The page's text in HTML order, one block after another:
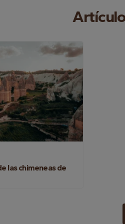
las chimeneas de